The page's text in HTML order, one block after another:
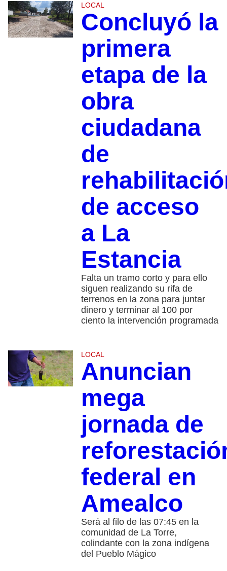
LOCAL
Concluyó la
primera
etapa de la
obra
ciudadana
de
de acceso
a La
Estancia
Falta un tramo corto y para ello
siguen realizando su rifa de
terrenos en la zona para juntar
dinero y terminar al 100 por
ciento la intervención programada
LOCAL
Anuncian
mega
jornada de
federal en
Amealco
Será al filo de las 07:45 en la
comunidad de La Torre,
colindante con la zona indígena
del Pueblo Mágico